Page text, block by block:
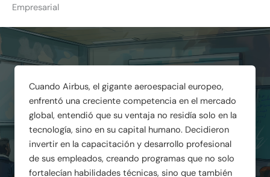
Empresarial
Cuando Airbus, el gigante aeroespacial europeo,
enfrentó una creciente competencia en el mercado
global, entendió que su ventaja no residía solo en la
tecnología, sino en su capital humano. Decidieron
invertir en la capacitación y desarrollo profesional
de sus empleados, creando programas que no solo
fortalecían habilidades técnicas, sino que también